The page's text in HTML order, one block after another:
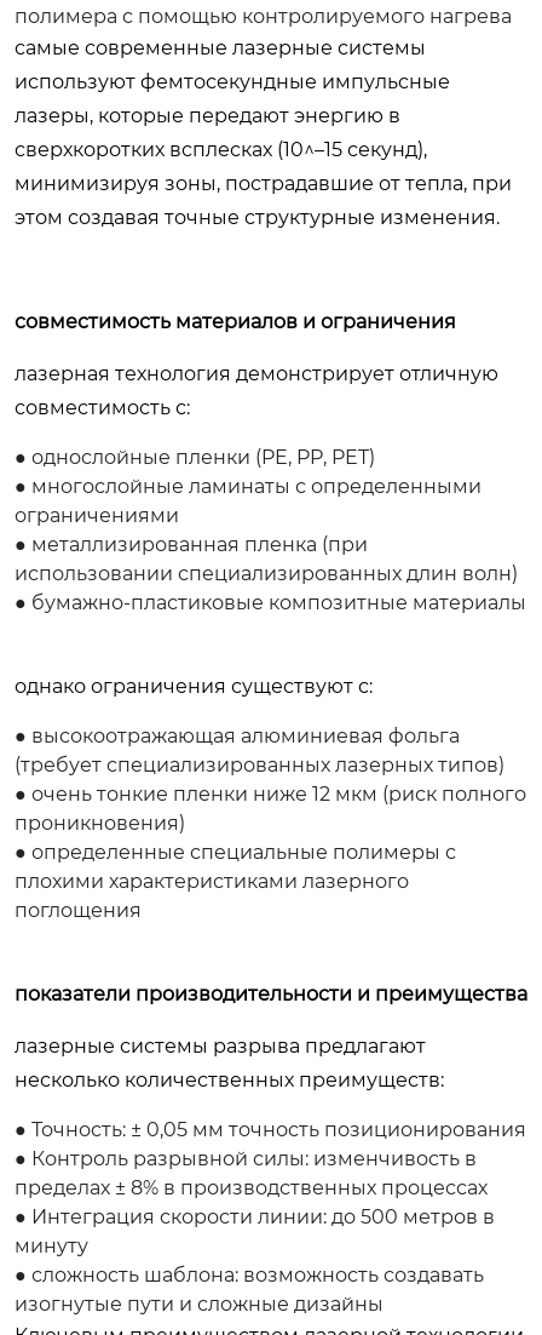
полимера с помощью контролируемого нагрева
самые современные лазерные системы
используют фемтосекундные импульсные
лазеры, которые передают энергию в
сверхкоротких всплесках (10^–15 секунд),
минимизируя зоны, пострадавшие от тепла, при
этом создавая точные структурные изменения.
совместимость материалов и ограничения
лазерная технология демонстрирует отличную
совместимость с:
● однослойные пленки (PE, PP, PET)
● многослойные ламинаты с определенными
ограничениями
● металлизированная пленка (при
использовании специализированных длин волн)
● бумажно-пластиковые композитные материалы
однако ограничения существуют с:
● высокоотражающая алюминиевая фольга
(требует специализированных лазерных типов)
● очень тонкие пленки ниже 12 мкм (риск полного
проникновения)
● определенные специальные полимеры с
плохими характеристиками лазерного
поглощения
показатели производительности и преимущества
лазерные системы разрыва предлагают
несколько количественных преимуществ:
● Точность: ± 0,05 мм точность позиционирования
● Контроль разрывной силы: изменчивость в
пределах ± 8% в производственных процессах
● Интеграция скорости линии: до 500 метров в
минуту
● сложность шаблона: возможность создавать
изогнутые пути и сложные дизайны